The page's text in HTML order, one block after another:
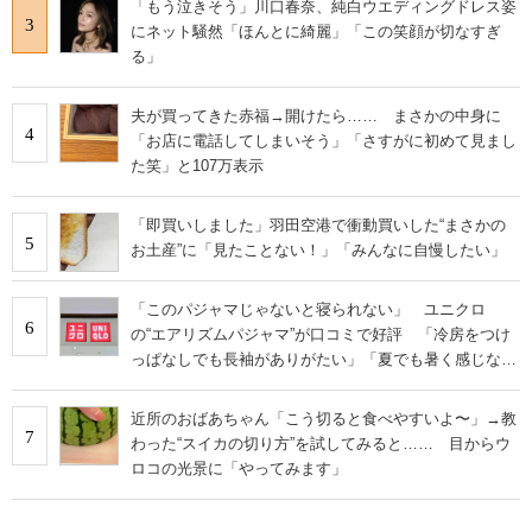
3
「もう泣きそう」川口春奈、純白ウエディングドレス姿
にネット騒然「ほんとに綺麗」「この笑顔が切なすぎ
る」
4
夫が買ってきた赤福→開けたら…… まさかの中身に
「お店に電話してしまいそう」「さすがに初めて見まし
た笑」と107万表示
5
「即買いしました」羽田空港で衝動買いした“まさかの
お土産”に「見たことない！」「みんなに自慢したい」
6
「このパジャマじゃないと寝られない」 ユニクロ
の“エアリズムパジャマ”が口コミで好評 「冷房をつけ
っぱなしでも長袖がありがたい」「夏でも暑く感じな
7
近所のおばあちゃん「こう切ると食べやすいよ〜」→教
わった“スイカの切り方”を試してみると…… 目からウ
ロコの光景に「やってみます」